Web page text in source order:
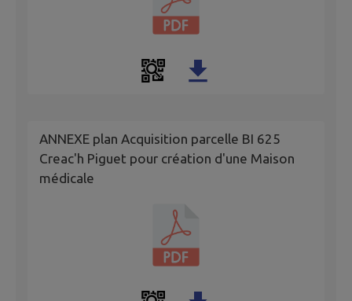
ANNEXE plan Acquisition parcelle BI 625
Creac'h Piguet pour création d'une Maison
médicale